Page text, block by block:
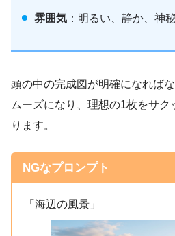
雰囲気 ：明るい、静か、神
頭の中の完成図が明確になれば
ムーズになり、理想の1枚をサ
ります。
NGなプロンプト
「海辺の風景」